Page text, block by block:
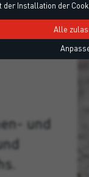
für
und
Installation der
Alle